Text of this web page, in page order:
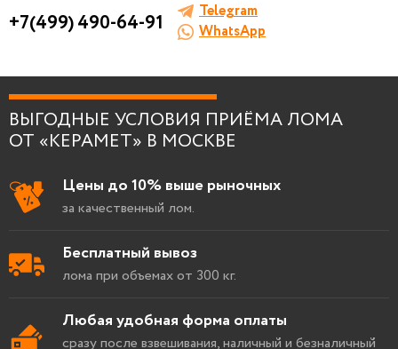
Я согласен наобработку персональных
+7(499) 490-64-91
Telegram
WhatsApp
ВЫГОДНЫЕ УСЛОВИЯ ПРИЁМА ЛОМА
ОТ «КЕРАМЕТ» В МОСКВЕ
Цены до 10% выше рыночных
за качественный лом.
Бесплатный вывоз
лома при объемах от 300 кг.
Любая удобная форма оплаты
сразу после взвешивания, наличный и безналичный